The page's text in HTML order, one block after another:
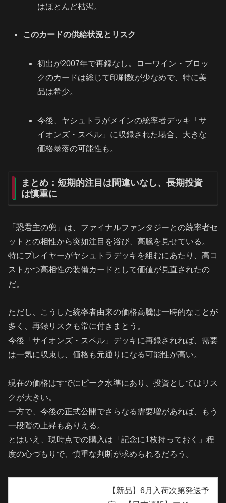
はほとんど枯渇。
このカードの供給状況とリスク
初出が2007年で再録なし。ローワイン・ブロッ
クのカードは総じて印刷数が少なめで、特に美
品は希少。
今後、ヤシュトラがメインの統率者デッキ「サ
イオンズ・スペル」に収録された場合、大きな
価格暴落の可能性も。
まとめ：短期的注目は間違いなし、長期投資
は慎重に
「恐君主の兜」は、ファイナルファンタジーとの統率者セ
ットとの相性から突如注目を浴び、高騰を見せている。
特にプレイヤーがヤシュトラデッキを組むにあたり、高コ
ストかつ高相性の装備カードとして価値が見直されたの
だ。
ただし、こうした統率者由来の価格高騰は一時的なことが
多く、再録リスクも常に付きまとう。
今後「サイオンズ・スペル」デッキに再録されれば、需要
は一気に収束し、価格も元通りになる可能性が高い。
現在の価格はすでにピーク水準にあり、投資としてはリス
クが大きい。
一方で、今後の正式公開でさらなる需要増があれば、もう
一段階の上昇もありえる。
とはいえ、現時点での購入は「記念に1枚持っておく」程
度の心づもりで、慎重な判断が求められるだろう。
【新品】6月入荷次第発送予